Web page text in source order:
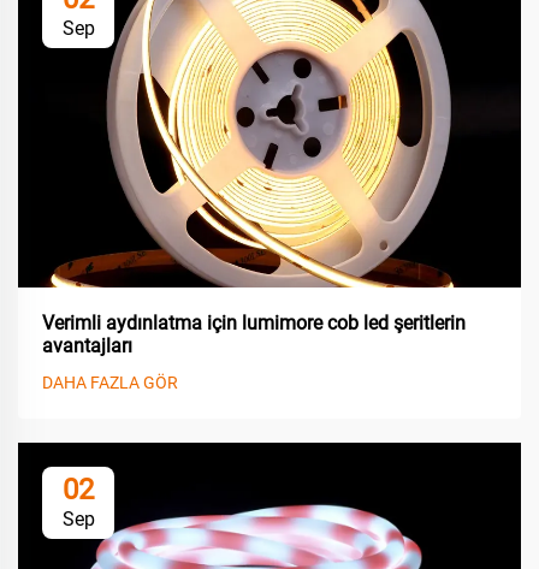
Sep
Verimli aydınlatma için lumimore cob led şeritlerin
avantajları
DAHA FAZLA GÖR
02
Sep